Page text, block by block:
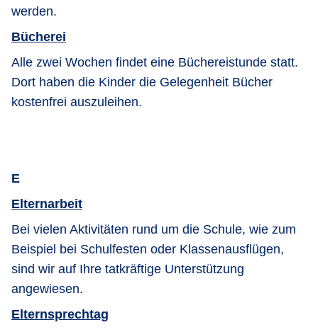
werden.
Bücherei
Alle zwei Wochen findet eine Büchereistunde statt.
Dort haben die Kinder die Gelegenheit Bücher
kostenfrei auszuleihen.
E
Elternarbeit
Bei vielen Aktivitäten rund um die Schule, wie zum
Beispiel bei Schulfesten oder Klassenausflügen,
sind wir auf Ihre tatkräftige Unterstützung
angewiesen.
Elternsprechtag